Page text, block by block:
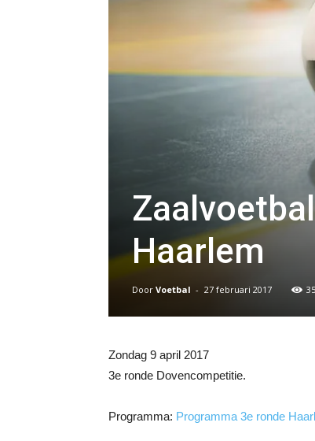
Haarlem
Door Voetbal - 27 februari 2017
Zondag 9 april 2017
3e ronde Dovencompetitie.
Programma: Programma 3e ronde